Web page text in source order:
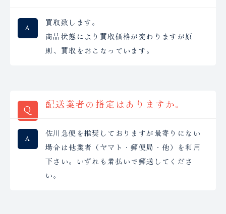
買取致します。
商品状態により買取価格が変わりますが原
則、買取をおこなっています。
配送業者の指定はありますか。
佐川急便を推奨しておりますが最寄りにない
場合は他業者（ヤマト・郵便局・他）を利用
下さい。いずれも着払いで郵送してくださ
い。